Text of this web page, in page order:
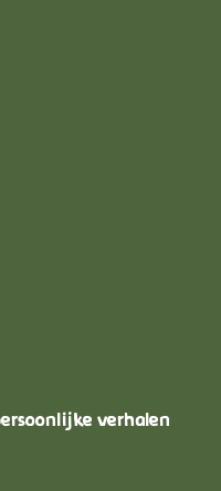
verhalen